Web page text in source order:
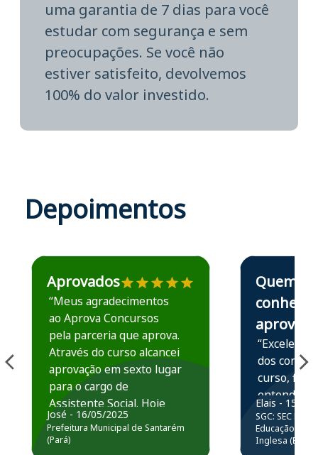
uma garantia de 7 dias para você
estudar com segurança e sem
preocupações. Se você não
estiver satisfeito, devolvemos
100% do valor investido.
Depoimentos
Estudante José recomenda o Aprova Concursos em
Aprovados
“Meus agradecimentos
ao Aprova Concursos
pela parceria que aprova.
Através do curso alcancei
aprovação em sexto lugar
para o cargo de
Assistente Social. Hoje
estou atuando na
Prefeitura de Santarém.
José - 16/05/2025
Prefeitura Municipal de Santarém
(Pará)
Estudante Elais
Quem
conhece,
aprova
“Excelente
dos
curso,
entender e
prática
resolução
questões.”
Elais - 15/07/
SGC: SEC BA
Educação
Inglesa (Edital